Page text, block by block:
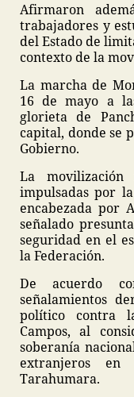
Afirmaron
trabajadores y
del Estado de
contexto de la
La marcha de
16 de mayo a
glorieta de
capital, donde se
Gobierno.
La
impulsadas por
encabezada por
señalado
seguridad en el
la Federación.
De acuerdo
señalamientos
político contra
Campos, al
soberanía
extranjeros
Tarahumara.